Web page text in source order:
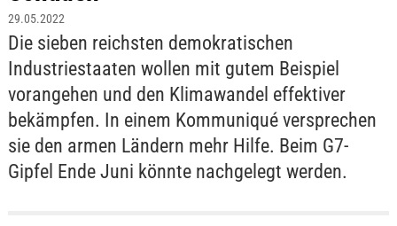
29.05.2022
Die sieben reichsten demokratischen
Industriestaaten wollen mit gutem Beispiel
vorangehen und den Klimawandel effektiver
bekämpfen. In einem Kommuniqué versprechen
sie den armen Ländern mehr Hilfe. Beim G7-
Gipfel Ende Juni könnte nachgelegt werden.